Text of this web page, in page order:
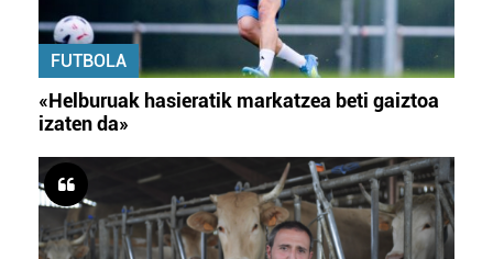
FUTBOLA
«Helburuak hasieratik markatzea beti gaiztoa
izaten da»